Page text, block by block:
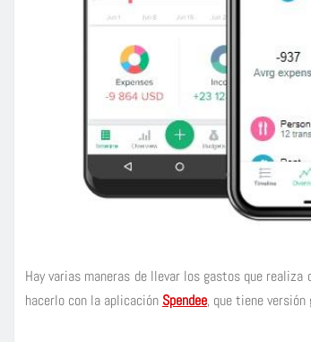
Hay varias maneras de llevar los gastos que
hacerlo con la aplicación Spendee, que tiene